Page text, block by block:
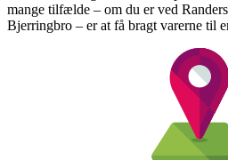
mange tilfælde – om du er ved
Bjerringbro – er at få bragt varerne til